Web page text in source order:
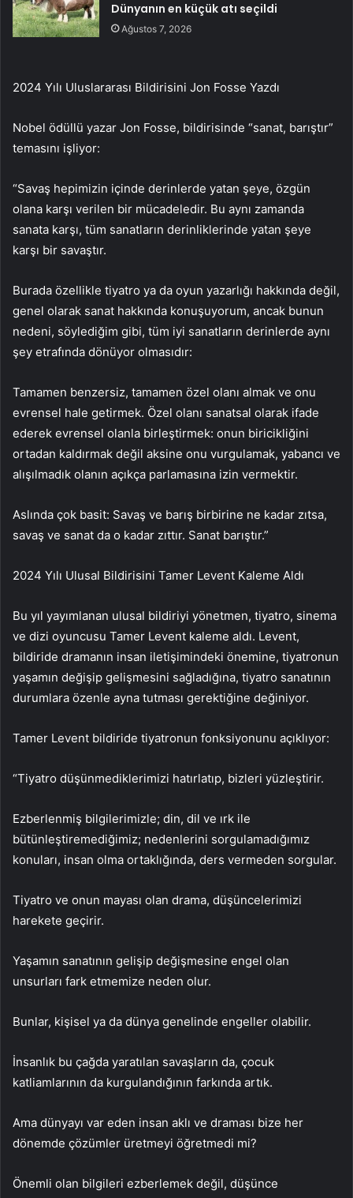
Dünyanın en küçük atı seçildi
Ağustos 7, 2026
2024 Yılı Uluslararası Bildirisini Jon Fosse Yazdı
Nobel ödüllü yazar Jon Fosse, bildirisinde “sanat, barıştır”
temasını işliyor:
“Savaş hepimizin içinde derinlerde yatan şeye, özgün
olana karşı verilen bir mücadeledir. Bu aynı zamanda
sanata karşı, tüm sanatların derinliklerinde yatan şeye
karşı bir savaştır.
Burada özellikle tiyatro ya da oyun yazarlığı hakkında değil,
genel olarak sanat hakkında konuşuyorum, ancak bunun
nedeni, söylediğim gibi, tüm iyi sanatların derinlerde aynı
şey etrafında dönüyor olmasıdır:
Tamamen benzersiz, tamamen özel olanı almak ve onu
evrensel hale getirmek. Özel olanı sanatsal olarak ifade
ederek evrensel olanla birleştirmek: onun biricikliğini
ortadan kaldırmak değil aksine onu vurgulamak, yabancı ve
alışılmadık olanın açıkça parlamasına izin vermektir.
Aslında çok basit: Savaş ve barış birbirine ne kadar zıtsa,
savaş ve sanat da o kadar zıttır. Sanat barıştır.”
2024 Yılı Ulusal Bildirisini Tamer Levent Kaleme Aldı
Bu yıl yayımlanan ulusal bildiriyi yönetmen, tiyatro, sinema
ve dizi oyuncusu Tamer Levent kaleme aldı. Levent,
bildiride dramanın insan iletişimindeki önemine, tiyatronun
yaşamın değişip gelişmesini sağladığına, tiyatro sanatının
durumlara özenle ayna tutması gerektiğine değiniyor.
Tamer Levent bildiride tiyatronun fonksiyonunu açıklıyor:
“Tiyatro düşünmediklerimizi hatırlatıp, bizleri yüzleştirir.
Ezberlenmiş bilgilerimizle; din, dil ve ırk ile
bütünleştiremediğimiz; nedenlerini sorgulamadığımız
konuları, insan olma ortaklığında, ders vermeden sorgular.
Tiyatro ve onun mayası olan drama, düşüncelerimizi
harekete geçirir.
Yaşamın sanatının gelişip değişmesine engel olan
unsurları fark etmemize neden olur.
Bunlar, kişisel ya da dünya genelinde engeller olabilir.
İnsanlık bu çağda yaratılan savaşların da, çocuk
katliamlarının da kurgulandığının farkında artık.
Ama dünyayı var eden insan aklı ve draması bize her
dönemde çözümler üretmeyi öğretmedi mi?
Önemli olan bilgileri ezberlemek değil, düşünce